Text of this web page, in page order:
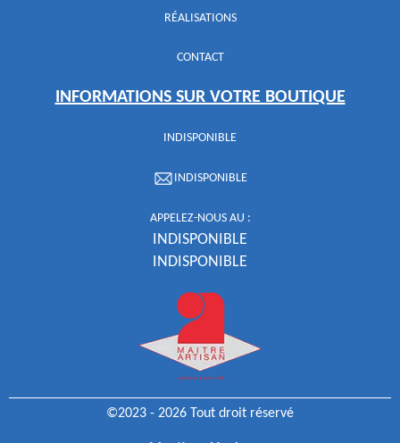
RÉALISATIONS
CONTACT
INFORMATIONS SUR VOTRE BOUTIQUE
INDISPONIBLE
INDISPONIBLE
APPELEZ-NOUS AU :
INDISPONIBLE
INDISPONIBLE
©2023 - 2026 Tout droit réservé